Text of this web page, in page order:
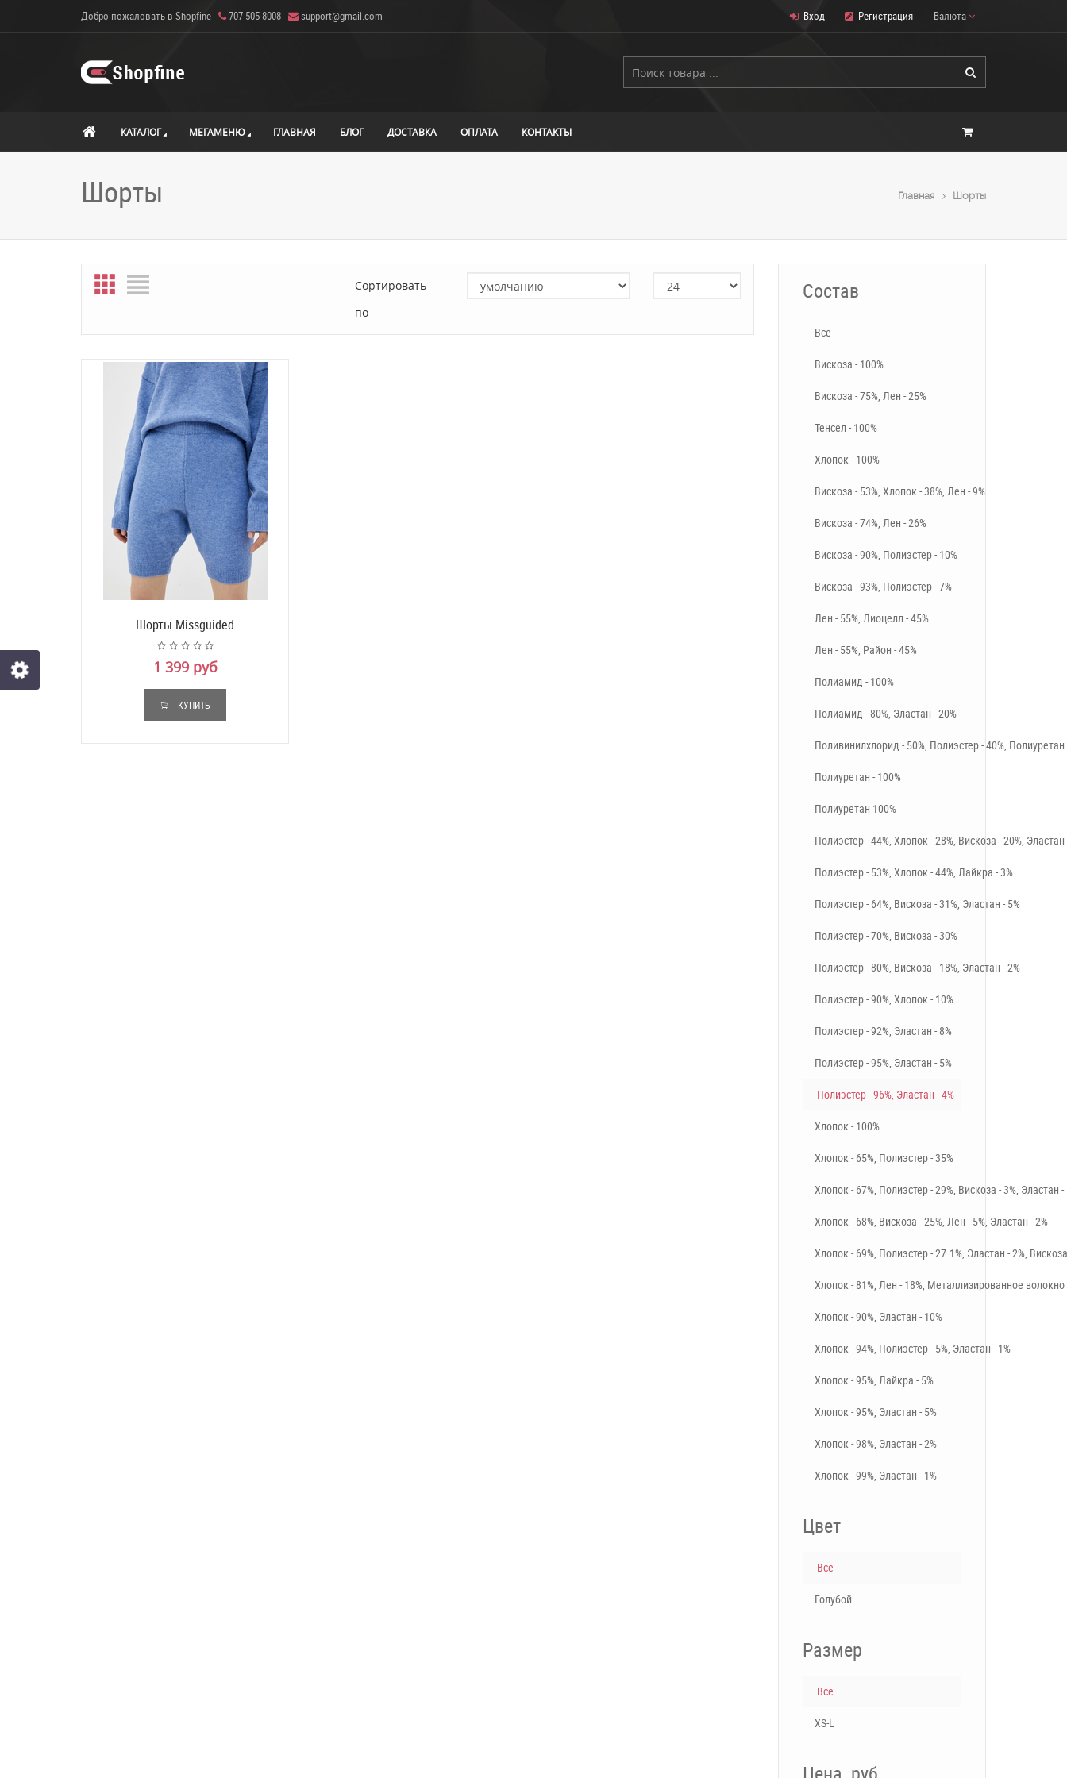
Добро пожаловать в Shopfine 707-505-8008 support@gmail.com Валюта
Вход Регистрация
КАТАЛОГ МЕГАМЕНЮ ГЛАВНАЯ БЛОГ ДОСТАВКА ОПЛАТА КОНТАКТЫ
Шорты Главная Шорты
Сортировать
по
Шорты Missguided
1 399 руб
КУПИТЬ
Состав
Все
Вискоза - 100%
Вискоза - 75%, Лен - 25%
Тенсел - 100%
Хлопок - 100%
Вискоза - 53%, Хлопок - 38%, Лен - 9%
Вискоза - 74%, Лен - 26%
Вискоза - 90%, Полиэстер - 10%
Вискоза - 93%, Полиэстер - 7%
Лен - 55%, Лиоцелл - 45%
Лен - 55%, Район - 45%
Полиамид - 100%
Полиамид - 80%, Эластан - 20%
Поливинилхлорид - 50%, Полиэстер - 40%, Полиуретан
Полиуретан - 100%
Полиуретан 100%
Полиэстер - 44%, Хлопок - 28%, Вискоза - 20%, Эластан
Полиэстер - 53%, Хлопок - 44%, Лайкра - 3%
Полиэстер - 64%, Вискоза - 31%, Эластан - 5%
Полиэстер - 70%, Вискоза - 30%
Полиэстер - 80%, Вискоза - 18%, Эластан - 2%
Полиэстер - 90%, Хлопок - 10%
Полиэстер - 92%, Эластан - 8%
Полиэстер - 95%, Эластан - 5%
Полиэстер - 96%, Эластан - 4%
Хлопок - 100%
Хлопок - 65%, Полиэстер - 35%
Хлопок - 67%, Полиэстер - 29%, Вискоза - 3%, Эластан -
Хлопок - 68%, Вискоза - 25%, Лен - 5%, Эластан - 2%
Хлопок - 69%, Полиэстер - 27.1%, Эластан - 2%,
Хлопок - 81%, Лен - 18%, Металлизированное волокно
Хлопок - 90%, Эластан - 10%
Хлопок - 94%, Полиэстер - 5%, Эластан - 1%
Хлопок - 95%, Лайкра - 5%
Хлопок - 95%, Эластан - 5%
Хлопок - 98%, Эластан - 2%
Хлопок - 99%, Эластан - 1%
Цвет
Все
Голубой
Размер
Все
XS-L